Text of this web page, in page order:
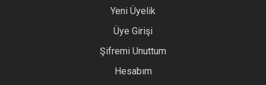
Yeni Üyelik
Üye Girişi
Şifremi Unuttum
Hesabım